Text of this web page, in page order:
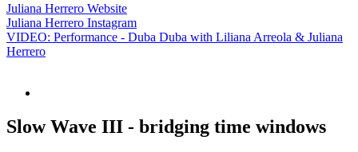
Juliana Herrero Website
Juliana Herrero Instagram
VIDEO: Performance - Duba Duba with Liliana Arreola & Juliana
Herrero
Slow Wave III - bridging time windows